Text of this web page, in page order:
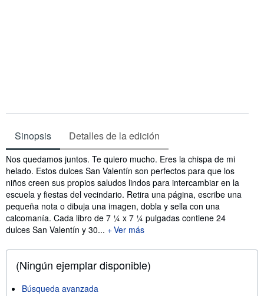
Sinopsis Detalles de la edición
Sinopsis
Nos quedamos juntos. Te quiero mucho. Eres la chispa de mi
helado. Estos dulces San Valentín son perfectos para que los
niños creen sus propios saludos lindos para intercambiar en la
escuela y fiestas del vecindario. Retira una página, escribe una
pequeña nota o dibuja una imagen, dobla y sella con una
calcomanía. Cada libro de 7 ¼ x 7 ¼ pulgadas contiene 24
dulces San Valentín y 30...
Ver más
(Ningún ejemplar disponible)
Búsqueda avanzada